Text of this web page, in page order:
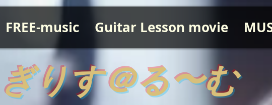
FREE-music Guitar Lesson movie
りす＠る〜む